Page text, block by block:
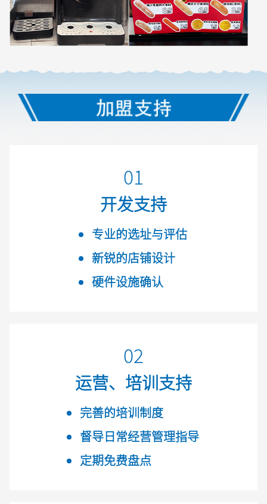
01
开发支持
专业的选址与评估
新锐的店铺设计
硬件设施确认
02
运营、培训支持
完善的培训制度
督导日常经营管理指导
定期免费盘点